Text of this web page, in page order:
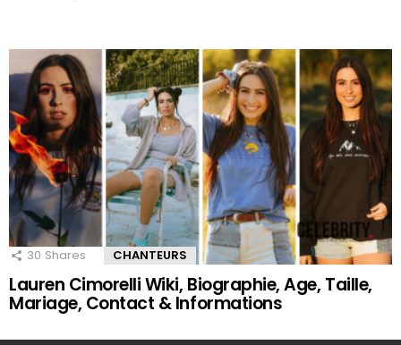
30 Shares CHANTEURS
Lauren Cimorelli Wiki, Biographie, Age, Taille,
Mariage, Contact & Informations